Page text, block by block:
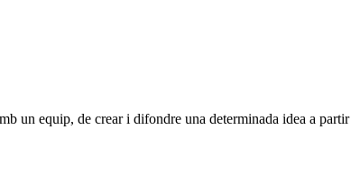
un equip, de crear i difondre una determinada idea a partir